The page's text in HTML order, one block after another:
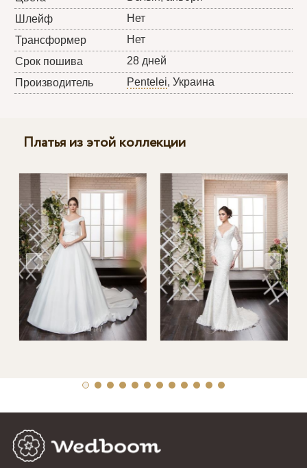
Шлейф
Нет
Трансформер
Нет
Срок пошива
28 дней
Производитель
Pentelei, Украина
Платья из этой коллекции